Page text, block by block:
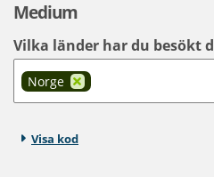
Medium
Vilka länder har du besökt
Norge
Visa kod